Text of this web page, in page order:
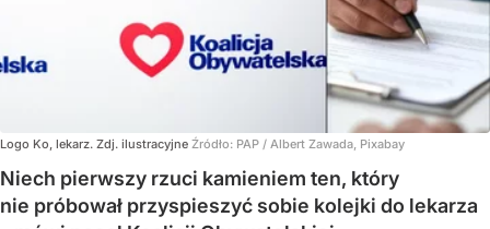
Logo Ko, lekarz. Zdj. ilustracyjne Źródło: PAP / Albert Zawada, Pixabay
Niech pierwszy rzuci kamieniem ten, który
nie próbował przyspieszyć sobie kolejki do lekarza